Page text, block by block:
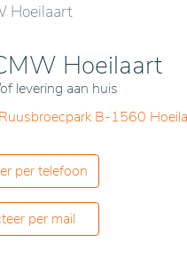
Hoeilaart
Hoeilaart
levering aan huis
B-1560
per telefoon
per mail